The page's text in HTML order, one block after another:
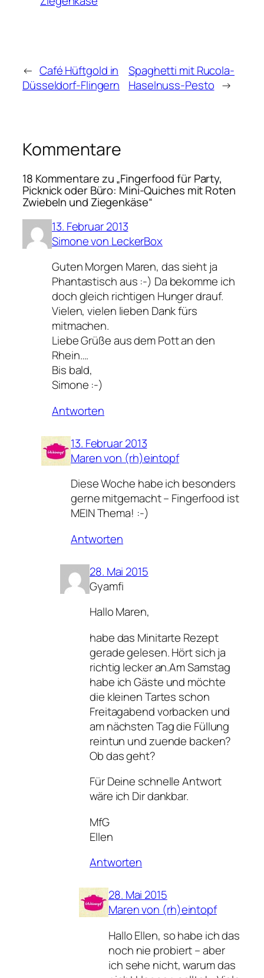
← Café Hüftgold in
Düsseldorf-Flingern
Spaghetti mit Rucola-
Haselnuss-Pesto →
Kommentare
18 Kommentare zu „Fingerfood für Party,
Picknick oder Büro: Mini-Quiches mit Roten
Zwiebeln und Ziegenkäse“
13. Februar 2013
Simone von LeckerBox
Guten Morgen Maren, das sieht ja
Phantastisch aus :-) Da bekomme ich
doch gleich richtigen Hunger drauf.
Vielen, vielen lieben Dank fürs
mitmachen.
Liebe Grüße aus dem Pott an den
Rhein….
Bis bald,
Simone :-)
Antworten
13. Februar 2013
Maren von (rh)eintopf
Diese Woche habe ich besonders
gerne mitgemacht – Fingerfood ist
MEIN Thema! :-)
Antworten
28. Mai 2015
Gyamfi
Hallo Maren,
habe das Minitarte Rezept
gerade gelesen. Hört sich ja
richtig lecker an.Am Samstag
habe ich Gäste und möchte
die kleinen Tartes schon
Freitagabend vorbacken und
am nächsten Tag die Füllung
reintun und zuende backen?
Ob das geht?
Für Deine schnelle Antwort
wäre ich Dir dankbar.
MfG
Ellen
Antworten
28. Mai 2015
Maren von (rh)eintopf
Hallo Ellen, so habe ich das
noch nie probiert – aber
ich sehe nicht, warum das